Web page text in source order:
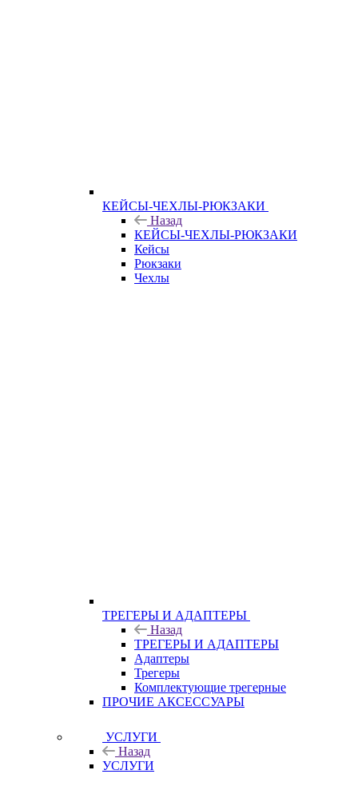
КЕЙСЫ-ЧЕХЛЫ-РЮКЗАКИ
Назад
КЕЙСЫ-ЧЕХЛЫ-РЮКЗАКИ
Кейсы
Рюкзаки
Чехлы
ТРЕГЕРЫ И АДАПТЕРЫ
Назад
ТРЕГЕРЫ И АДАПТЕРЫ
Адаптеры
Трегеры
Комплектующие трегерные
ПРОЧИЕ АКСЕССУАРЫ
УСЛУГИ
Назад
УСЛУГИ